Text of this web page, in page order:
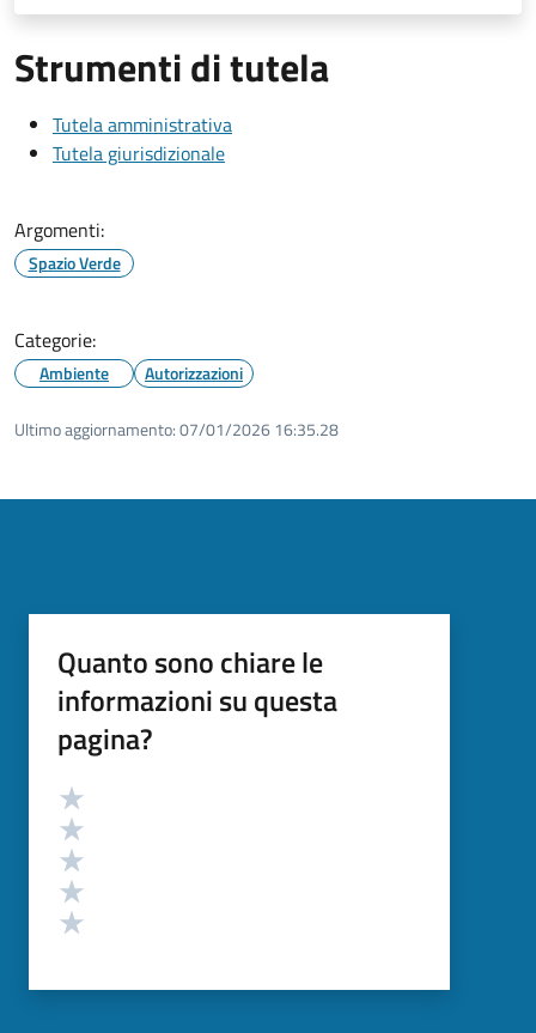
Strumenti di tutela
Tutela amministrativa
Tutela giurisdizionale
Argomenti:
Spazio Verde
Categorie:
Ambiente Autorizzazioni
Ultimo aggiornamento:07/01/2026 16:35.28
Quanto sono chiare le
informazioni su questa
pagina?
Valutazione